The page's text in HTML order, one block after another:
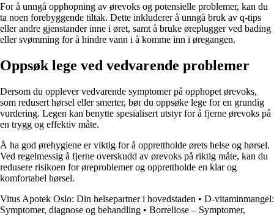
For å unngå opphopning av ørevoks og potensielle problemer, kan du
ta noen forebyggende tiltak. Dette inkluderer å unngå bruk av q-tips
eller andre gjenstander inne i øret, samt å bruke øreplugger ved bading
eller svømming for å hindre vann i å komme inn i øregangen.
Oppsøk lege ved vedvarende problemer
Dersom du opplever vedvarende symptomer på opphopet ørevoks,
som redusert hørsel eller smerter, bør du oppsøke lege for en grundig
vurdering. Legen kan benytte spesialisert utstyr for å fjerne ørevoks på
en trygg og effektiv måte.
Å ha god ørehygiene er viktig for å opprettholde ørets helse og hørsel.
Ved regelmessig å fjerne overskudd av ørevoks på riktig måte, kan du
redusere risikoen for øreproblemer og opprettholde en klar og
komfortabel hørsel.
Vitus Apotek Oslo: Din helsepartner i hovedstaden • D-vitaminmangel:
Symptomer, diagnose og behandling • Borreliose – Symptomer,